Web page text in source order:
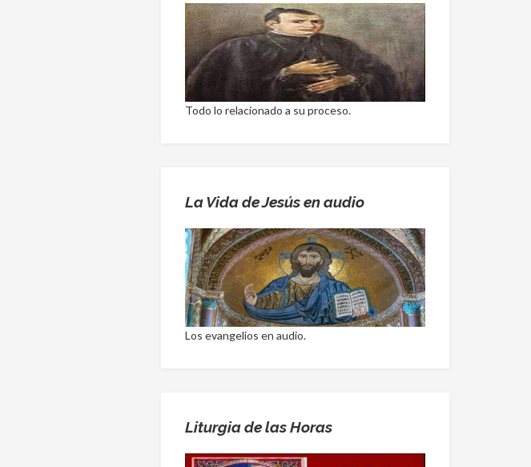
Todo lo relacionado a su proceso.
La Vida de Jesús en audio
Los evangelios en audio.
Liturgia de las Horas